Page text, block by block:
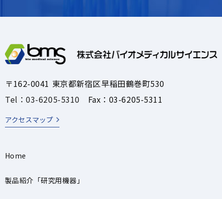
〒162-0041 東京都新宿区早稲田鶴巻町530
Tel：03-6205-5310 Fax：03-6205-5311
アクセスマップ
Home
製品紹介「研究用機器」